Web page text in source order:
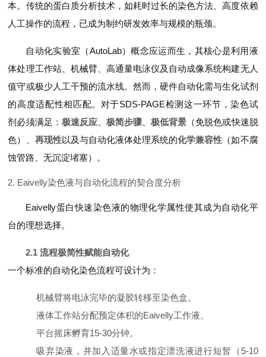
本。传统的蛋白质分析技术，如耗时过长的染色方法、高度依赖
人工操作的流程，已成为制约研发效率与规模的瓶颈。
自动化实验室（AutoLab）概念应运而生，其核心是利用液
体处理工作站、机械臂、高通量电泳仪及自动成像系统构建无人
值守或极少人工干预的流水线。然而，硬件自动化需与生化试剂
的高度适配性相匹配。对于SDS-PAGE检测这一环节，染色试
剂必须满足： 极速反应、 极简步骤 、极低背景 （免脱色或快速脱
色）、 再现性以及与自动化液体处理系统的化学兼容性 （如不腐
蚀管路、无沉淀堵塞）。
2. Eaivelly染色液与自动化流程的契合度分析
Eaivelly蛋白快速染色液的物理化学属性使其成为自动化平
台的理想选择。
2.1 流程极简性赋能自动化
一个标准的自动化染色流程可设计为：
机械臂将电泳完毕的凝胶转移至染色盒。
液体工作站分配预定体积的Eaivelly工作液。
平台摇床孵育15-30分钟。
吸弃染液，并加入适量水或指定漂洗液进行短暂（5-10